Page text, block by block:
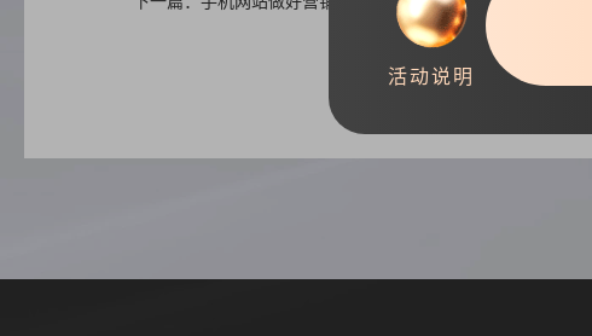
活动说明